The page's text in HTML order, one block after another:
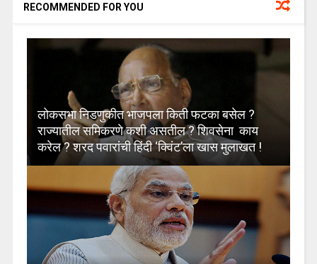
RECOMMENDED FOR YOU
लोकसभा निडणुकीत भाजपला किती फटका बसेल ?
राज्यातील समिकरणे कशी असतील ? शिवसेना काय
करेल ? शरद पवारांची हिंदी ‘क्विंट’ला खास मुलाखत !